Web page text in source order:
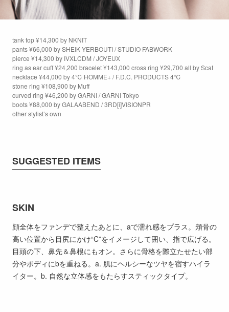
tank top ¥14,300 by NKNIT
pants ¥66,000 by SHEIK YERBOUTI / STUDIO FABWORK
pierce ¥14,300 by IVXLCDM / JOYEUX
ring as ear cuff ¥24,200 bracelet ¥143,000 cross ring ¥29,700 all by Scat
necklace ¥44,000 by 4℃ HOMME+ / F.D.C. PRODUCTS 4℃
stone ring ¥108,900 by Muff
curved ring ¥46,200 by GARNI / GARNI Tokyo
boots ¥88,000 by GALAABEND / 3RD[i]VISIONPR
other stylist’s own
SUGGESTED ITEMS
SKIN
顔全体をファンデで整えたあとに、aで濡れ感をプラス。頬骨の
高い位置から目尻にかけ“C”をイメージして囲い、指で広げる。
目頭の下、鼻先＆鼻根にもオン。さらに骨格を際立たせたい部
分やボディにbを重ねる。a. 肌にヘルシーなツヤを宿すハイラ
イター。b. 自然な立体感をもたらすスティックタイプ。